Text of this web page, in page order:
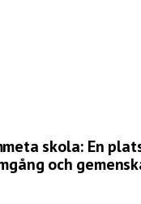
skola: En
och